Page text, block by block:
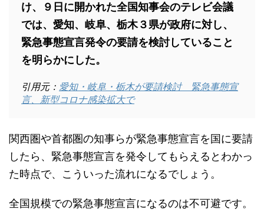
け、９日に開かれた全国知事会のテレビ会議
では、愛知、岐阜、栃木３県が政府に対し、
緊急事態宣言発令の要請を検討していること
を明らかにした。
引用元： 愛知・岐阜・栃木が要請検討 緊急事態宣
言、新型コロナ感染拡大で
関西圏や首都圏の知事らが緊急事態宣言を国に要請
したら、緊急事態宣言を発令してもらえるとわかっ
た時点で、こういった流れになるでしょう。
全国規模での緊急事態宣言になるのは不可避です。